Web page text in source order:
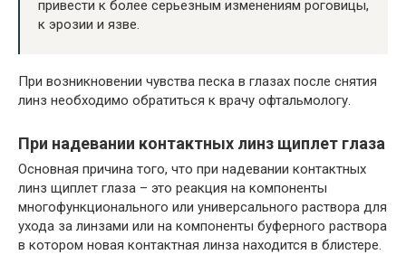
привести к более серьезным изменениям роговицы,
к эрозии и язве.
При возникновении чувства песка в глазах после снятия
линз необходимо обратиться к врачу офтальмологу.
При надевании контактных линз щиплет глаза
Основная причина того, что при надевании контактных
линз щиплет глаза – это реакция на компоненты
многофункционального или универсального раствора для
ухода за линзами или на компоненты буферного раствора
в котором новая контактная линза находится в блистере.